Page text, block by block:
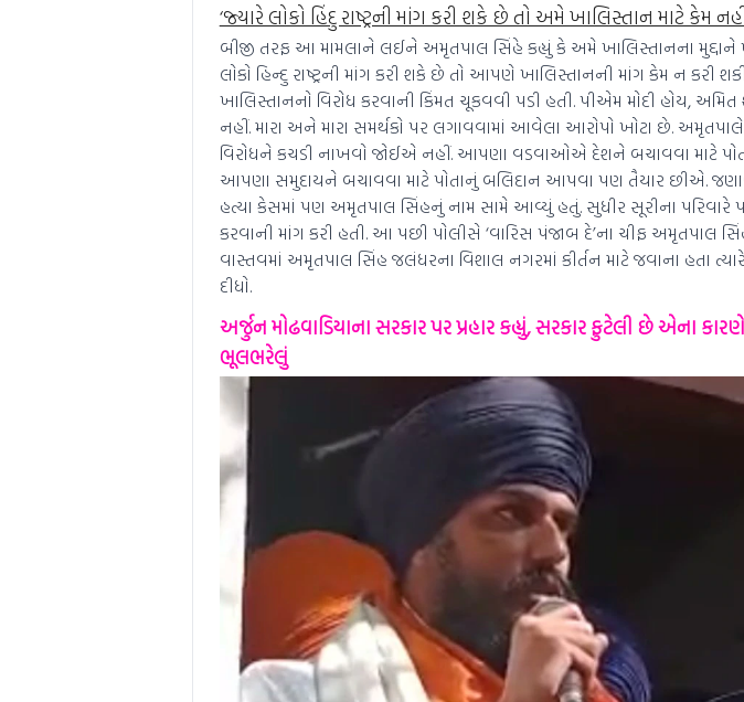
‘જ્યારે લોકો હિંદુ રાષ્ટ્રની માંગ કરી શકે છે તો અમે ખાલિસ્તાન માટે કેમ
બીજી તરફ આ મામલાને લઈને અમૃતપાલ સિંહે કહ્યું કે અમે ખાલિસ્તાનના મુદ્દાને
લોકો હિન્દુ રાષ્ટ્રની માંગ કરી શકે છે તો આપણે ખાલિસ્તાનની માંગ કેમ ન કરી
ખાલિસ્તાનનો વિરોધ કરવાની કિંમત ચૂકવવી પડી હતી. પીએમ મોદી હોય,
નહીં. મારા અને મારા સમર્થકો પર લગાવવામાં આવેલા આરોપો ખોટા છે. અમૃતપાલે
વિરોધને કચડી નાખવો જોઈએ નહીં. આપણા વડવાઓએ દેશને બચાવવા માટે
આપણા સમુદાયને બચાવવા માટે પોતાનું બલિદાન આપવા પણ તૈયાર છીએ.
હત્યા કેસમાં પણ અમૃતપાલ સિંહનું નામ સામે આવ્યું હતું. સુધીર સૂરીના
કરવાની માંગ કરી હતી. આ પછી પોલીસે ‘વારિસ પંજાબ દે’ના ચીફ અમૃતપાલ
વાસ્તવમાં અમૃતપાલ સિંહ જલંધરના વિશાલ નગરમાં કીર્તન માટે જવાના હતા
દીધો.
અર્જુન મોઢવાડિયાના સરકાર પર પ્રહાર કહ્યું, સરકાર ફુટેલી છે
ભૂલભરેલું